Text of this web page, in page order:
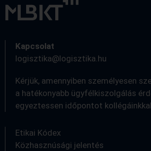
Kapcsolat
logisztika@logisztika.hu
Kérjük, amennyiben személyesen
a hatékonyabb ügyfélkiszolgálás
egyeztessen időpontot
Etikai Kódex
Közhasznúsági jelentés